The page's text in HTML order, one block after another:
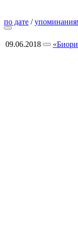
по дате /
09.06.2018